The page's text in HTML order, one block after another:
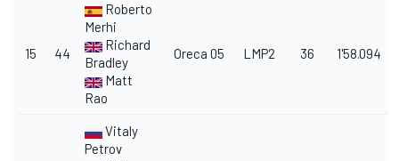
15 44
Roberto
Merhi
Richard
Bradley
Matt
Rao
Oreca 05 LMP2 36 1'58.094
Vitaly
Petrov